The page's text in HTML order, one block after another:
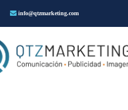
info@qtzmarketing.com